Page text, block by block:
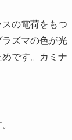
の電荷をもつ
ズマの色が光
です。カミナ